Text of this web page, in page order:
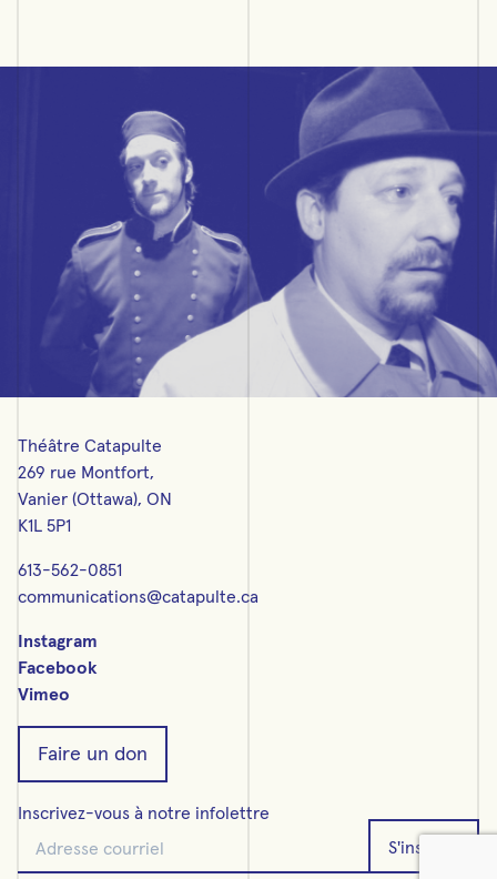
Théâtre Catapulte
269 rue Montfort,
Vanier (Ottawa), ON
K1L 5P1
613-562-0851
communications@catapulte.ca
Instagram
Facebook
Vimeo
Faire un don
Inscrivez-vous à notre infolettre
Adresse courriel
S'inscrire